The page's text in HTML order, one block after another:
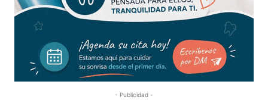
- Publicidad -